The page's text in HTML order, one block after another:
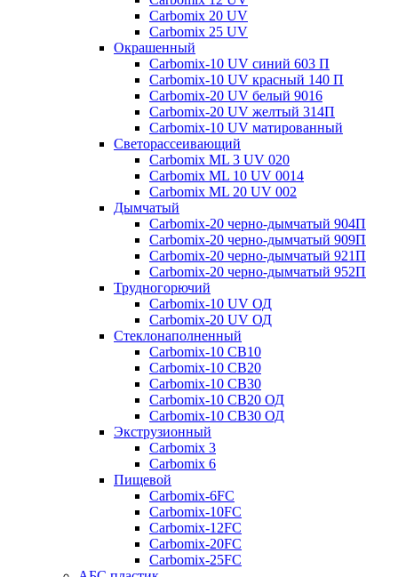
Carbomix 20 UV
Carbomix 25 UV
Окрашенный
Carbomix-10 UV синий 603 П
Carbomix-10 UV красный 140 П
Carbomix-20 UV белый 9016
Carbomix-20 UV желтый 314П
Carbomix-10 UV матированный
Светорассеивающий
Carbomix ML 3 UV 020
Carbomix ML 10 UV 0014
Carbomix ML 20 UV 002
Дымчатый
Carbomix-20 черно-дымчатый 904П
Carbomix-20 черно-дымчатый 909П
Carbomix-20 черно-дымчатый 921П
Carbomix-20 черно-дымчатый 952П
Трудногорючий
Carbomix-10 UV ОД
Carbomix-20 UV ОД
Стеклонаполненный
Carbomix-10 СВ10
Carbomix-10 СВ20
Carbomix-10 СВ30
Carbomix-10 СВ20 ОД
Carbomix-10 СВ30 ОД
Экструзионный
Carbomix 3
Carbomix 6
Пищевой
Carbomix-6FC
Carbomix-10FC
Carbomix-12FC
Carbomix-20FC
Carbomix-25FC